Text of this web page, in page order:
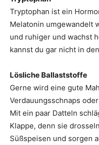
Tryptophan ist ein
Melatonin umgewandelt
und ruhiger und wachst
kannst du gar nicht in
Lösliche Ballaststoffe
Gerne wird eine gute
Verdauungsschnaps
Mit ein paar Datteln
Klappe, denn sie
Süßspeisen und sorgen